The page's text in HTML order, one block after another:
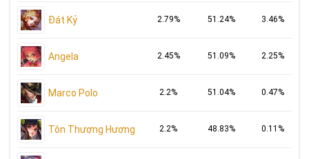
Đát Kỷ 2.79% 51.24% 3.46%
Angela 2.45% 51.09% 2.25%
Marco Polo 2.2% 51.04% 0.47%
Tôn Thượng Hương 2.2% 48.83% 0.11%